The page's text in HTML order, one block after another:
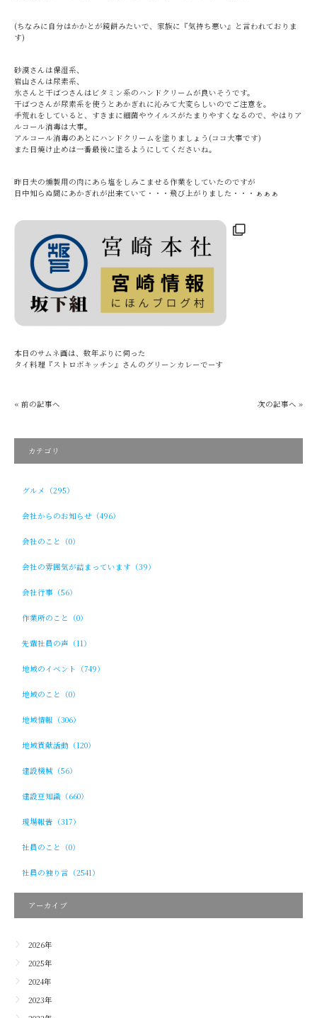
(ちなみに自分はかかとが鏡餅みたいで、家族に『気持ち悪い』と言われておりま
す)
砂漠さんは保湿系、
岩山さんは尿素系、
氷さんと干ばつさんはビタミン系のハンドクリームが良いそうです。
干ばつさんが尿素系を使うとあかぎれに沁みて大変らしいのでご注意を。
手荒れをしていると、すきまに細菌やウイルスがたまりやすくなるので、やはりア
ルコール消毒は大事。
アルコール消毒のあとにハンドクリームを塗りましょう(ココ大事です)
また日焼け止めは一番最後に塗るようにしてくださいね。
昨日夫の燻製用の肉にあら塩をしみこませる作業をしていたのですが
日中知らぬ間にあかぎれが出来ていて・・・飛び上がりました・・・ぁぁぁ
本日のサムネ画は、数年ぶりに伺った
タイ料理『ストロボキッチン』さんのグリーンカレーでーす
« 前の記事へ 次の記事へ »
カテゴリ
グルメ（295）
会社からのお知らせ（496）
会社のこと（0）
会社の雰囲気が詰まっています（39）
会社行事（56）
作業所のこと（0）
先輩社員の声（11）
地域のイベント（749）
地域のこと（0）
地域情報（306）
地域貢献活動（120）
建設機械（56）
建設豆知識（660）
現場報告（317）
社員のこと（0）
社員の独り言（2541）
アーカイブ
2026年
2025年
2024年
2023年